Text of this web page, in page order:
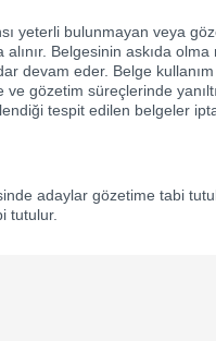
yeterli bulunmayan veya
alınır. Belgesinin askıda
devam eder. Belge
ve gözetim süreçlerinde
tespit edilen belgeler
adaylar gözetime tabi
tutulur.